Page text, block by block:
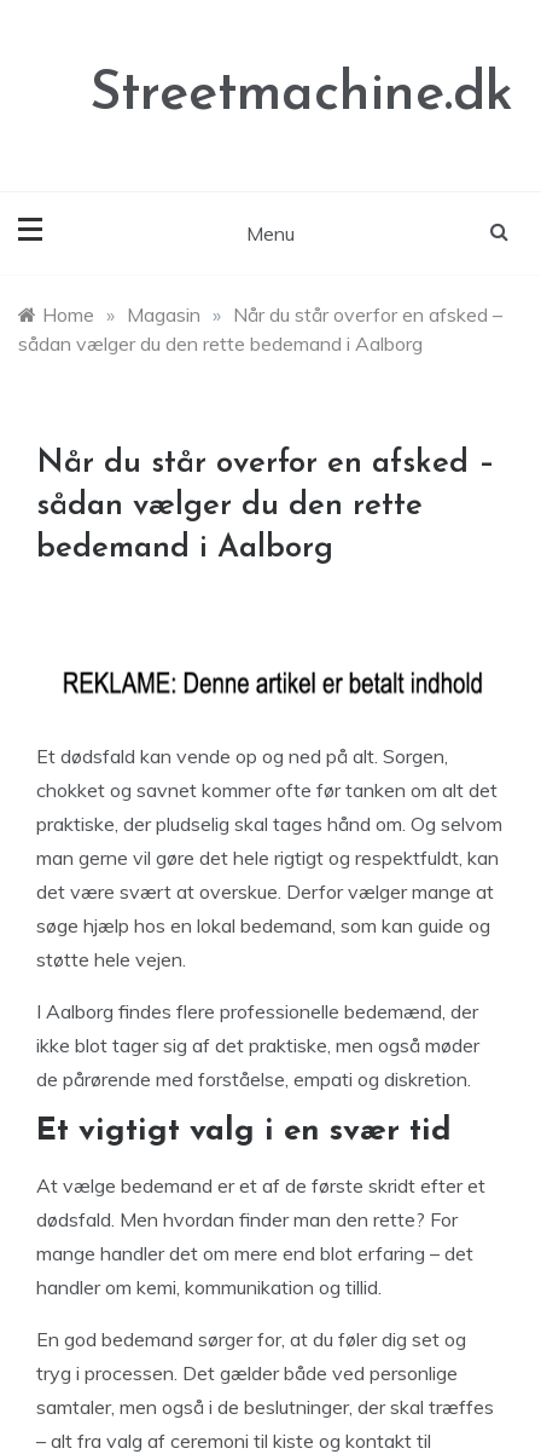
Streetmachine.dk
Menu
Home » Magasin » Når du står overfor en afsked –
sådan vælger du den rette bedemand i Aalborg
Når du står overfor en afsked –
sådan vælger du den rette
bedemand i Aalborg
Et dødsfald kan vende op og ned på alt. Sorgen,
chokket og savnet kommer ofte før tanken om alt det
praktiske, der pludselig skal tages hånd om. Og selvom
man gerne vil gøre det hele rigtigt og respektfuldt, kan
det være svært at overskue. Derfor vælger mange at
søge hjælp hos en lokal bedemand, som kan guide og
støtte hele vejen.
I Aalborg findes flere professionelle bedemænd, der
ikke blot tager sig af det praktiske, men også møder
de pårørende med forståelse, empati og diskretion.
Et vigtigt valg i en svær tid
At vælge bedemand er et af de første skridt efter et
dødsfald. Men hvordan finder man den rette? For
mange handler det om mere end blot erfaring – det
handler om kemi, kommunikation og tillid.
En god bedemand sørger for, at du føler dig set og
tryg i processen. Det gælder både ved personlige
samtaler, men også i de beslutninger, der skal træffes
– alt fra valg af ceremoni til kiste og kontakt til